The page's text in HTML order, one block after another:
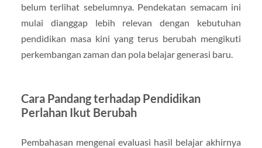
belum terlihat sebelumnya. Pendekatan semacam ini
mulai dianggap lebih relevan dengan kebutuhan
pendidikan masa kini yang terus berubah mengikuti
perkembangan zaman dan pola belajar generasi baru.
Cara Pandang terhadap Pendidikan
Perlahan Ikut Berubah
Pembahasan mengenai evaluasi hasil belajar akhirnya